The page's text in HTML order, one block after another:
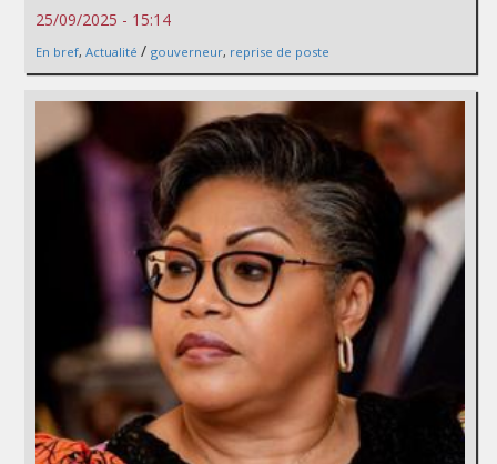
25/09/2025 - 15:14
En bref, Actualité / gouverneur, reprise de poste